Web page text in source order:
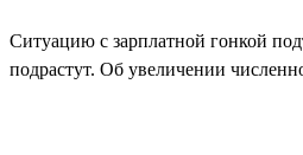
Ситуацию с зарплатной гонкой
подрастут. Об увеличении